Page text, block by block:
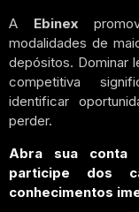
A Ebinex
modalidades de
depósitos. Dominar
competitiva
identificar
perder.
Abra sua conta
participe dos
conhecimentos